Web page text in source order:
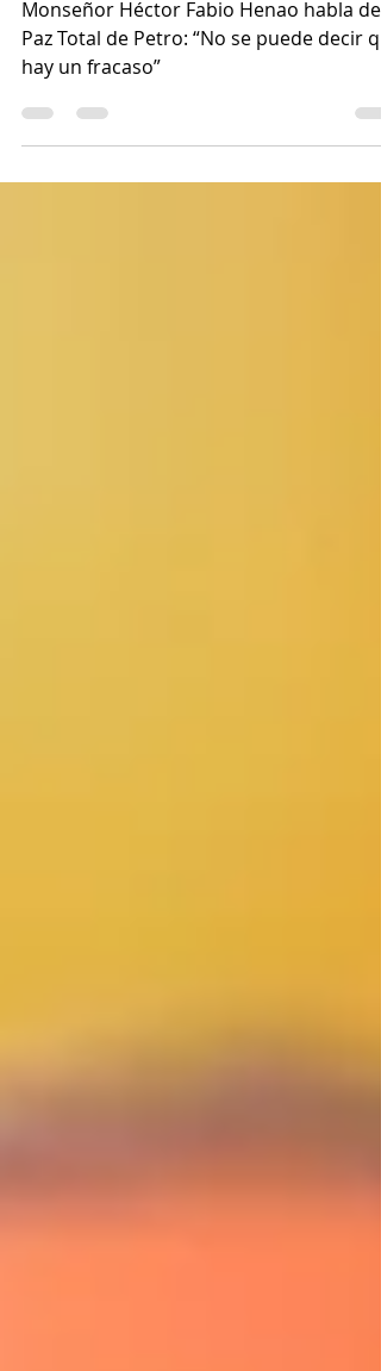
se puede decir que hay un fracaso”
Monseñor Héctor Fabio Henao habla de
hay un fracaso”